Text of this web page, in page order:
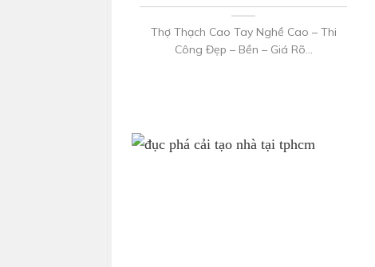
Thợ Thạch Cao Tay Nghề Cao – Thi
Công Đẹp – Bền – Giá Rõ...